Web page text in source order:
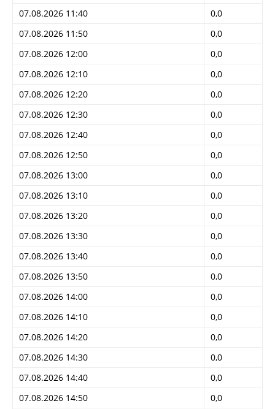
07.08.2026 11:40
0,0
07.08.2026 11:50
0,0
07.08.2026 12:00
0,0
07.08.2026 12:10
0,0
07.08.2026 12:20
0,0
07.08.2026 12:30
0,0
07.08.2026 12:40
0,0
07.08.2026 12:50
0,0
07.08.2026 13:00
0,0
07.08.2026 13:10
0,0
07.08.2026 13:20
0,0
07.08.2026 13:30
0,0
07.08.2026 13:40
0,0
07.08.2026 13:50
0,0
07.08.2026 14:00
0,0
07.08.2026 14:10
0,0
07.08.2026 14:20
0,0
07.08.2026 14:30
0,0
07.08.2026 14:40
0,0
07.08.2026 14:50
0,0